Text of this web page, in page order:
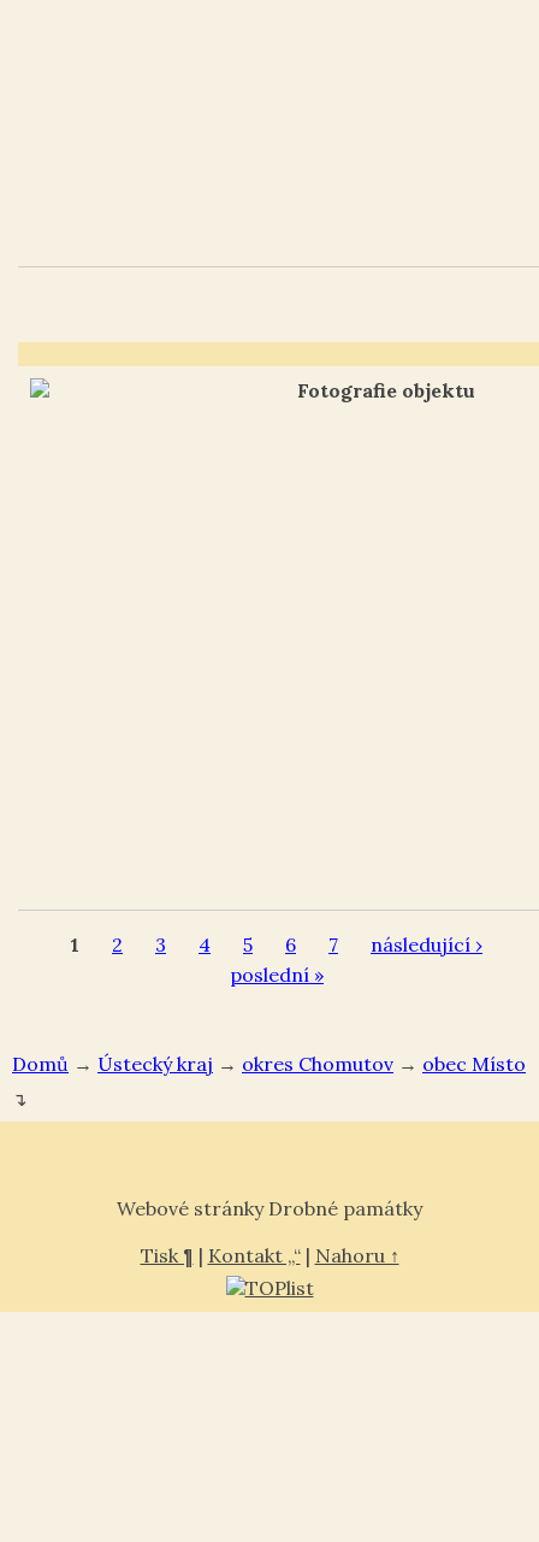
Domů → Ústecký kraj → okres Chomutov → Místo
↴
1 2 3 4 5 6 7
následující ›
poslední »
Webové stránky Drobné památky
Tisk ¶ | Kontakt „“| Nahoru ↑